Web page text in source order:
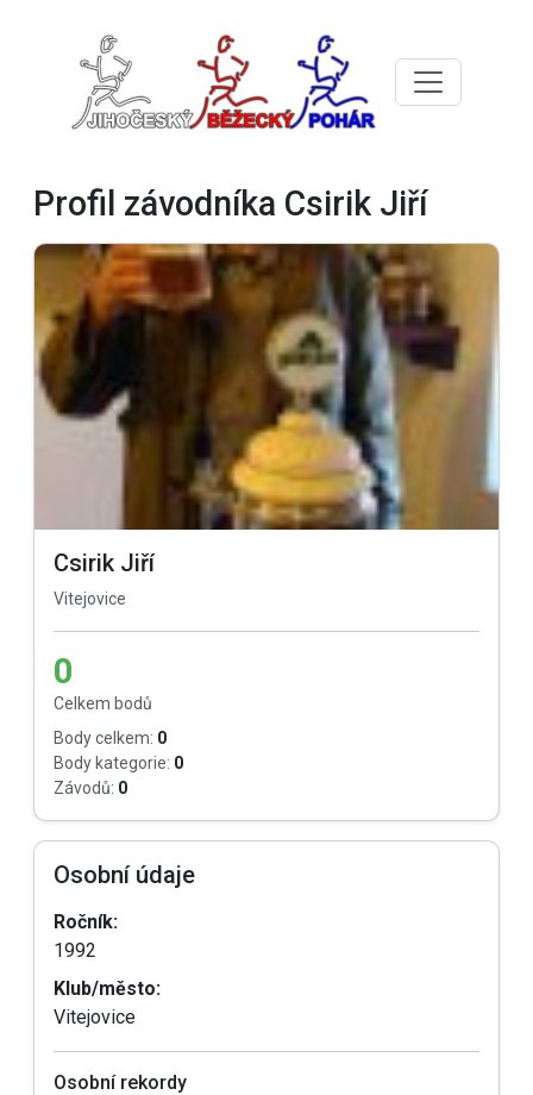
Profil závodníka Csirik Jiří
Csirik Jiří
Vitejovice
0
Celkem bodů
Body celkem: 0
Body kategorie: 0
Závodů: 0
Osobní údaje
Ročník:
1992
Klub/město:
Vitejovice
Osobní rekordy